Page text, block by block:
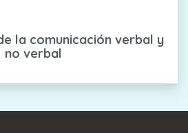
la comunicación verbal y
no verbal